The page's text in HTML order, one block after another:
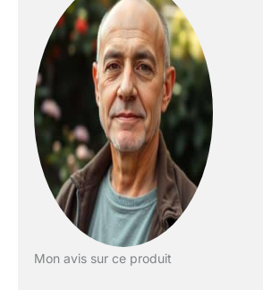
parfaits pour
revêtement
des terrains
✅ 100 %
Les tapis
à partir de
naturelle) et
forme
naturelle que
qui souligne
naturel de
Mon avis sur ce produit